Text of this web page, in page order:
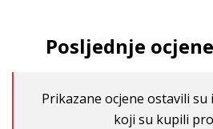
Posljednje
Prikazane ocjene ostavili
koji su kupili